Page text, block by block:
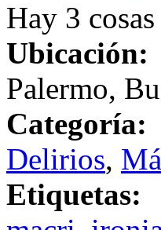
Hay 3
Ubicación:
Palermo,
Categoría:
Delirios,
Etiquetas: